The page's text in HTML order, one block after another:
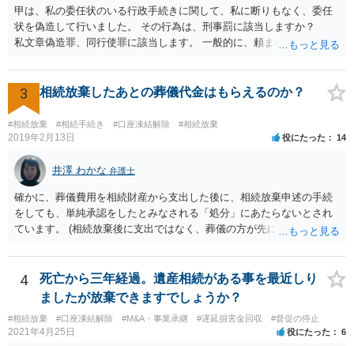
甲は、私の委任状のいる行政手続きに関して、私に断りもなく、委任
状を偽造して行いました。 その行為は、刑事罰に該当しますか？
私文章偽造罪、同行使罪に該当します。 一般的に、頼まれた（委任さ
か？ 委任状を偽造して使用することはまでは依頼の範囲ではない
ので できないと思います。
3 相続放棄したあとの葬儀代金はもらえるのか？
#相続放棄 #相続手続き #口座凍結解除 #相続放棄
2019年2月13日 役にたった 14
井澤 わかな 弁護士
確かに、葬儀費用を相続財産から支出した後に、相続放棄申述の手続
をしても、単純承認をしたとみなされる「処分」にあたらないとされ
ています。 (相続放棄後に支出ではなく、葬儀の方が先に来るのが通常
述の手続ということだと思いますが) ただ、葬儀費用ならいくらでもよ
いということではなく、身分相応の、社会的儀式として当然認められ
る程度の金額に留まると考えた方がよいです。 もし、相続人の皆さん
に葬儀費用を支出する経済力がなく、質素な葬儀を行った費用であれ
ば相続財産から支出しても単純承認と認められない可能性が高いの
で、相続放棄申述が受理される可能性も高いと思います。
4
死亡から三年経過。遺産相続がある事を最近しり
ましたが放棄できますでしょうか？
#相続放棄 #口座凍結解除 #M&A・事業承継 #遅延損害金回収 #督促の停止
2021年4月25日 役にたった 6